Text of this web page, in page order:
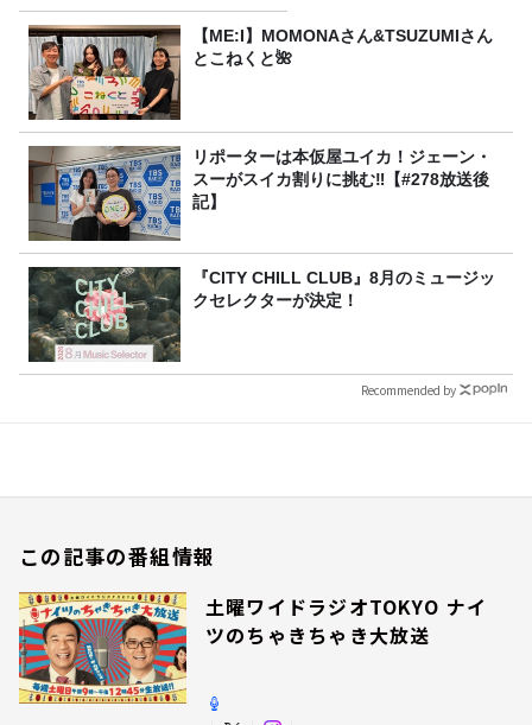
【ME:I】MOMONAさん&TSUZUMIさん
とこねくと🌺
リポーターは本仮屋ユイカ！ジェーン・
スーがスイカ割りに挑む‼【#278放送後
記】
『CITY CHILL CLUB』8月のミュージッ
クセレクターが決定！
Recommended by
この記事の番組情報
土曜ワイドラジオTOKYO ナイ
ツのちゃきちゃき大放送